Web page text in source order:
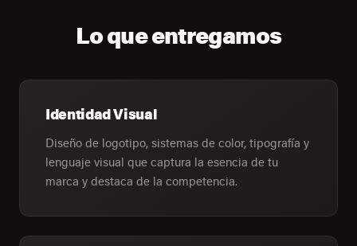
Lo que entregamos
Identidad Visual
Diseño de logotipo, sistemas de color, tipografía y
lenguaje visual que captura la esencia de tu
marca y destaca de la competencia.